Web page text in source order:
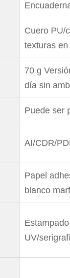
Cuero PU/
texturas
70 g
día sin
Puede ser
AI/CDR/
Papel
blanco
UV/